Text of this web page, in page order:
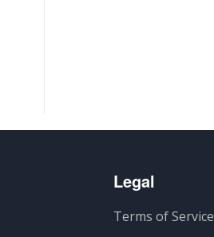
Legal
Terms of Service